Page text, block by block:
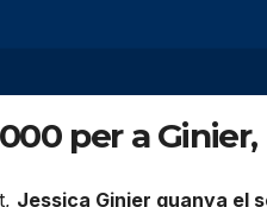
per a
Jessica Ginier guanya el